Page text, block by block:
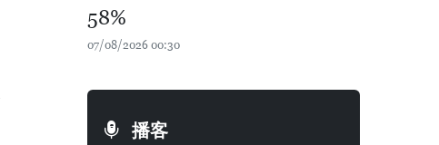
58%
07/08/2026 00:30
播客